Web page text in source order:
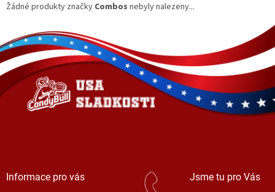
Žádné produkty značky Combos nebyly nalezeny...
á
p
a
í
Informace pro vás Jsme tu pro Vás